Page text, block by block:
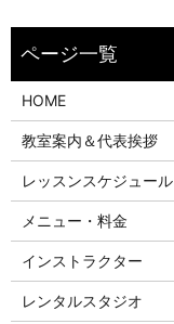
HOME
教室案内＆代表挨拶
レッスンスケジュール
メニュー・料金
インストラクター
レンタルスタジオ